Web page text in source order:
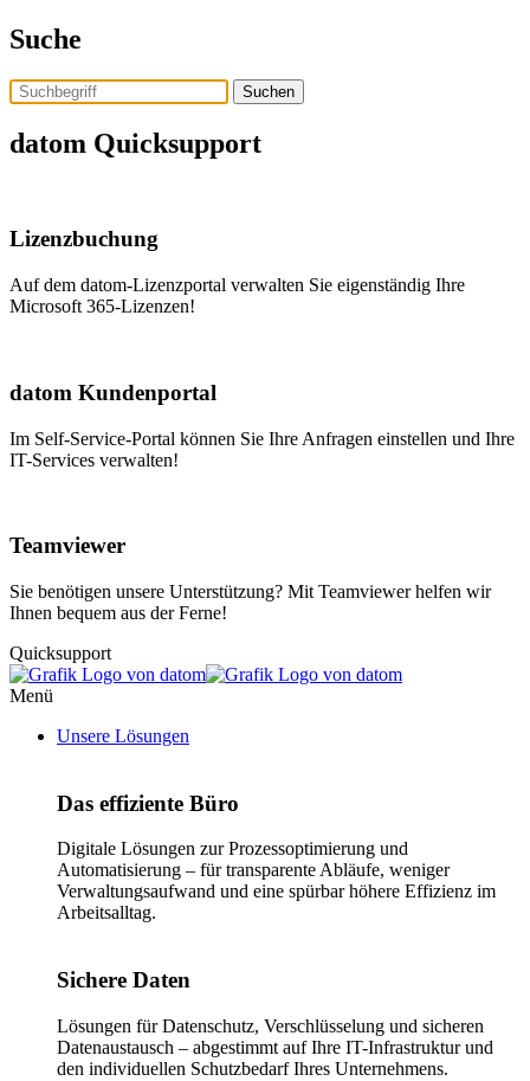
Skip
to
the
content
Suche
datom Quicksupport
Lizenzbuchung
Auf dem datom-Lizenzportal verwalten Sie eigenständig Ihre
Microsoft 365-Lizenzen!
datom Kundenportal
Im Self-Service-Portal können Sie Ihre Anfragen einstellen und Ihre
IT-Services verwalten!
Teamviewer
Sie benötigen unsere Unterstützung? Mit Teamviewer helfen wir
Ihnen bequem aus der Ferne!
Quicksupport
Menü
Unsere Lösungen
Das effiziente Büro
Digitale Lösungen zur Prozessoptimierung und
Automatisierung – für transparente Abläufe, weniger
Verwaltungsaufwand und eine spürbar höhere Effizienz im
Arbeitsalltag.
Sichere Daten
Lösungen für Datenschutz, Verschlüsselung und sicheren
Datenaustausch – abgestimmt auf Ihre IT-Infrastruktur und
den individuellen Schutzbedarf Ihres Unternehmens.